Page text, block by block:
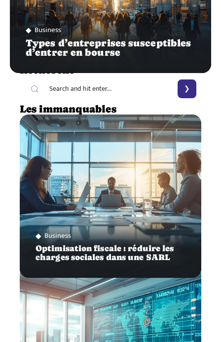
Business
Types d’entreprises susceptibles
d’entrer en bourse
Recherche
Les immanquables
Business
Optimisation fiscale : réduire les
charges sociales dans une SARL